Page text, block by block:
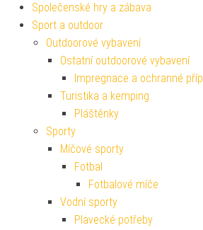
Společenské hry a zábava
Sport a outdoor
Outdoorové vybavení
Ostatní outdoorové vybavení
Impregnace a ochranné
Turistika a kemping
Pláštěnky
Sporty
Míčové sporty
Fotbal
Fotbalové míče
Vodní sporty
Plavecké potřeby